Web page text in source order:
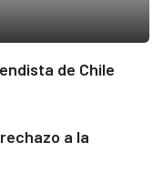
de Chile
a la